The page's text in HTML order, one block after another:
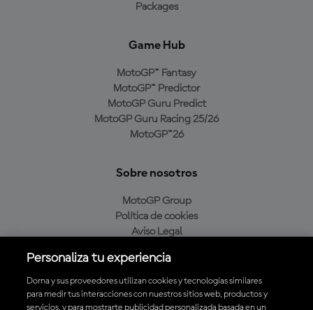
Packages
Game Hub
MotoGP™ Fantasy
MotoGP™ Predictor
MotoGP Guru Predict
MotoGP Guru Racing 25/26
MotoGP™26
Sobre nosotros
MotoGP Group
Política de cookies
Aviso Legal
Política de compra
Personaliza tu experiencia
Dorna y sus proveedores utilizan cookies y tecnologías similares
para medir tus interacciones con nuestros sitios web, productos y
servicios, y para mostrarte publicidad personalizada basada en un